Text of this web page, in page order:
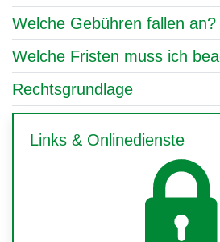
Welche Gebühren fallen an?
Welche Fristen muss ich
Rechtsgrundlage
Links & Onlinedienste